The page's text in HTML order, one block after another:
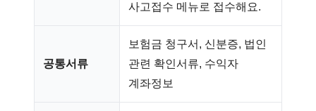
사고접수 메뉴로 접수해요.
공통서류
보험금 청구서, 신분증, 법인
관련 확인서류, 수익자
계좌정보